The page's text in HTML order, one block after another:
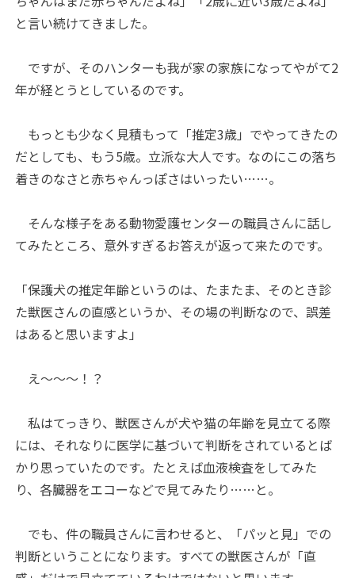
と言い続けてきました。
 ですが、そのハンターも我が家の家族になってやがて2
年が経とうとしているのです。
もっとも少なく見積もって「推定3歳」でやってきたの
だとしても、もう5歳。立派な大人です。なのにこの落ち
着きのなさと赤ちゃんっぽさはいったい……。
そんな様子をある動物愛護センターの職員さんに話し
てみたところ、意外すぎるお答えが返って来たのです。
「保護犬の推定年齢というのは、たまたま、そのとき診
た獣医さんの直感というか、その場の判断なので、誤差
はあると思いますよ」
え～～～！？
私はてっきり、獣医さんが犬や猫の年齢を見立てる際
には、それなりに医学に基づいて判断をされているとば
かり思っていたのです。たとえば血液検査をしてみた
り、各臓器をエコーなどで見てみたり……と。
でも、件の職員さんに言わせると、「パッと見」での
判断ということになります。すべての獣医さんが「直